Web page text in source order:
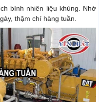
bình nhiên liệu khủng. Nhờ
thậm chí hàng tuần.